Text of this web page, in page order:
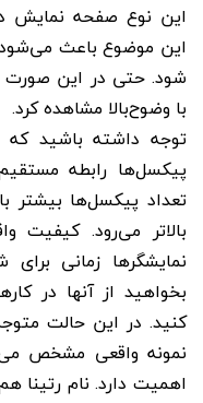
این نوع صفحه‌ نمایش
این موضوع باعث
شود. حتی در این صورت
با وضوح‌بالا مشاهده کرد.
توجه داشته باشید
پیکسل‌ها رابطه
تعداد پیکسل‌ها
بالاتر می‌رود. کیفیت
نمایشگرها زمانی
بخواهید از آنها در
کنید. در این حالت
نمونه واقعی مشخص
اهمیت دارد. نام رتینا